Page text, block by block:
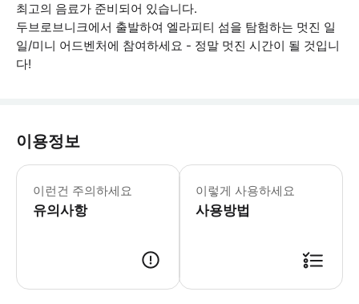
최고의 음료가 준비되어 있습니다.
두브로브니크에서 출발하여 엘라피티 섬을 탐험하는 멋진 일
일/미니 어드벤처에 참여하세요 - 정말 멋진 시간이 될 것입니
다!
이용정보
이런건 주의하세요
유의사항
이 투어를 예약하면 자세한 정보 및
이렇게 사용하세요
사용방법